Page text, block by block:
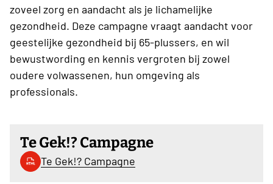
zoveel zorg en aandacht als je lichamelijke
gezondheid. Deze campagne vraagt aandacht voor
geestelijke gezondheid bij 65-plussers, en wil
bewustwording en kennis vergroten bij zowel
oudere volwassenen, hun omgeving als
professionals.
Te Gek!? Campagne
Te Gek!? Campagne